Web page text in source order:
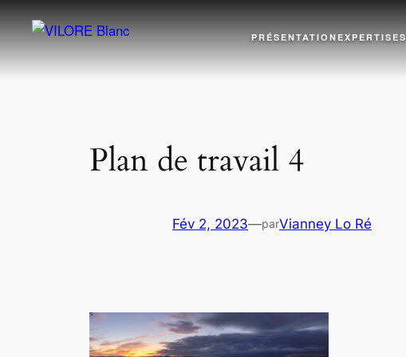
Aller
au
contenu
PRÉSENTATION EXPERTISES
Plan de travail 4
Fév 2, 2023—parVianney Lo Ré